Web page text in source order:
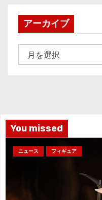
アーカイブ
ー
You missed
ニュース フィギュア